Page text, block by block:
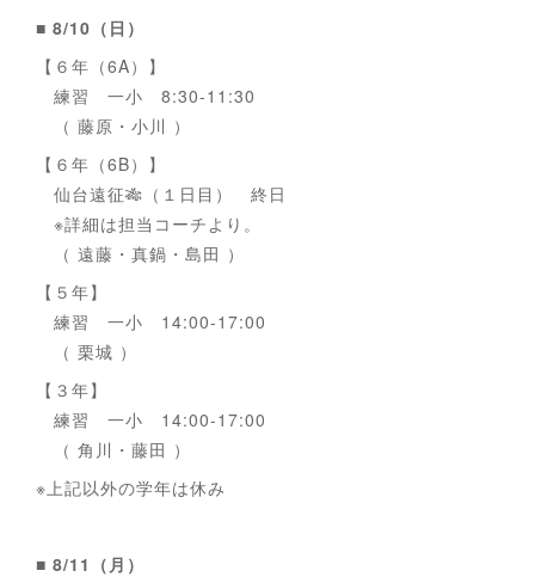
■ 8/10（日）
【６年（6A）】
練習 一小 8:30-11:30
（ 藤原・小川 ）
【６年（6B）】
仙台遠征🎋（１日目） 終日
※詳細は担当コーチより。
（ 遠藤・真鍋・島田 ）
【５年】
練習 一小 14:00-17:00
（ 栗城 ）
【３年】
練習 一小 14:00-17:00
（ 角川・藤田 ）
※上記以外の学年は休み
■ 8/11（月）